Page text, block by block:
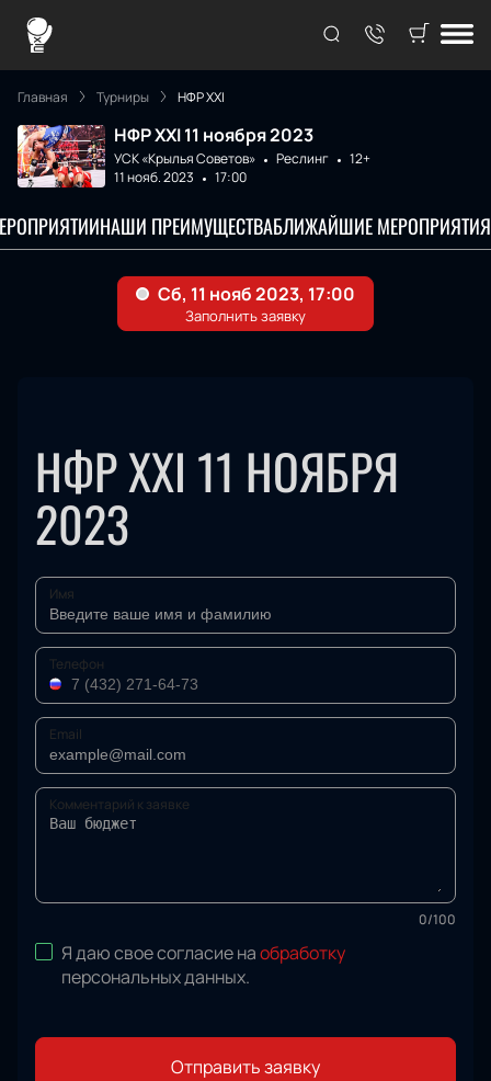
Главная Турниры НФР XXI
НФР XXI 11 ноября 2023
УСК «Крылья Советов» Реслинг
12+
11 нояб. 2023
17:00
НАШИ ПРЕИМУЩЕСТВАБЛИЖАЙШИЕ МЕРОПРИЯТИЯ
НФР XXI 11 НОЯБРЯ
2023
Имя
Телефон
Email
Комментарий к заявке
0/100
Я даю свое согласие наобработку
персональных данных.
Отправить заявку